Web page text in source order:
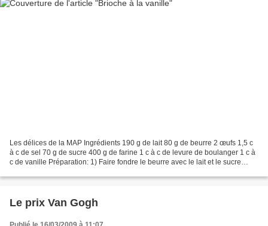
Les délices de la MAP Ingrédients 190 g de lait 80 g de beurre 2 œufs 1,5 c
à c de sel 70 g de sucre 400 g de farine 1 c à c de levure de boulanger 1 c à
c de vanille Préparation: 1) Faire fondre le beurre avec le lait et le sucre
Le prix Van Gogh